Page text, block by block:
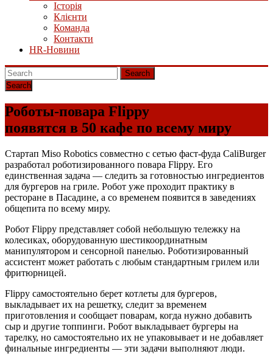
Історія
Клієнти
Команда
Контакти
HR-Новини
Search
Роботы-повара Flippy
появятся в 50 кафе по всему миру
Стартап Miso Robotics совместно с сетью фаст-фуда CaliBurger
разработал роботизированного повара Flippy. Его
единственная задача — следить за готовностью ингредиентов
для бургеров на гриле. Робот уже проходит практику в
ресторане в Пасадине, а со временем появится в заведениях
общепита по всему миру.
Робот Flippy представляет собой небольшую тележку на
колесиках, оборудованную шестикоординатным
манипулятором и сенсорной панелью. Роботизированный
ассистент может работать с любым стандартным грилем или
фритюрницей.
Flippy самостоятельно берет котлеты для бургеров,
выкладывает их на решетку, следит за временем
приготовления и сообщает поварам, когда нужно добавить
сыр и другие топпинги. Робот выкладывает бургеры на
тарелку, но самостоятельно их не упаковывает и не добавляет
финальные ингредиенты — эти задачи выполняют люди.